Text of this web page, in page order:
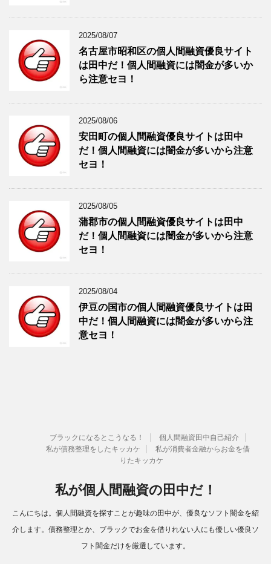
2025/08/07
名古屋市昭和区の個人間融資優良サイト
は田中だ！個人間融資には闇金が多いか
ら注意セヨ！
2025/08/06
安田町の個人間融資優良サイトは田中
だ！個人間融資には闇金が多いから注意
セヨ！
2025/08/05
蒲郡市の個人間融資優良サイトは田中
だ！個人間融資には闇金が多いから注意
セヨ！
2025/08/04
伊豆の国市の個人間融資優良サイトは田
中だ！個人間融資には闇金が多いから注
意セヨ！
ブラックになるとこうなる！
個人間融資田中自己紹介
私が債務整理をしたキッカケ
私が消費者金融からお金を借
りたキッカケ
私が個人間融資の田中だ！
こんにちは。個人間融資を探すことが趣味の田中が、優良なソフト闇金を紹
介します。債務整理とか、ブラックでお金を借りれない人にも優しい優良ソ
フト闇金だけを厳選しています。